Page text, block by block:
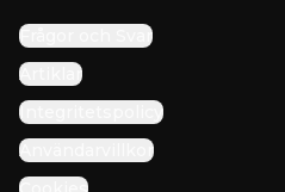
Frågor och Svar
Artiklar
Integritetspolicy
Användarvillkor